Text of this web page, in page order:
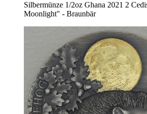
Silbermünze 1/2oz Ghana 2021 2
Moonlight" - Braunbär